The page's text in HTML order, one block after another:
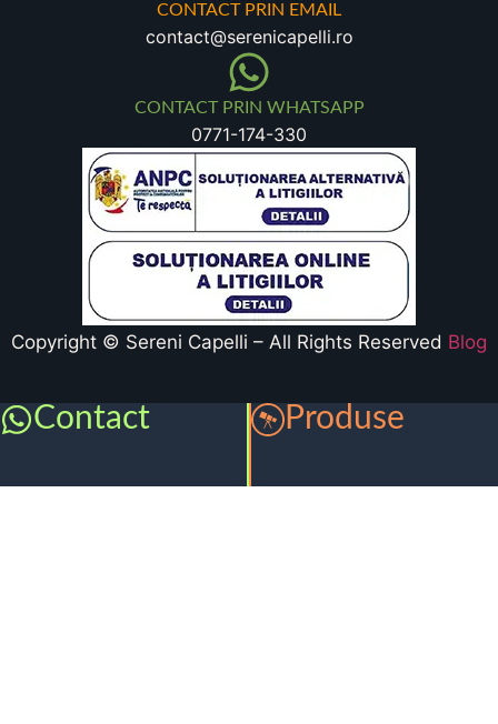
CONTACT PRIN EMAIL
contact@serenicapelli.ro
CONTACT PRIN WHATSAPP
0771-174-330
Copyright © Sereni Capelli – All Rights Reserved Blog
Contact Produse